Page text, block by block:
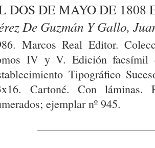
DOS DE MAYO DE
De Guzmán Y Gallo,
Marcos Real Editor.
IV y V. Edición facsímil
Tipográfico
Cartoné. Con láminas.
ejemplar nº 945.